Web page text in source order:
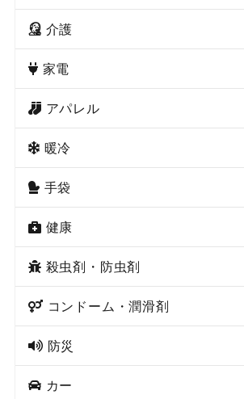
介護
家電
アパレル
暖冷
手袋
健康
殺虫剤・防虫剤
コンドーム・潤滑剤
防災
カー